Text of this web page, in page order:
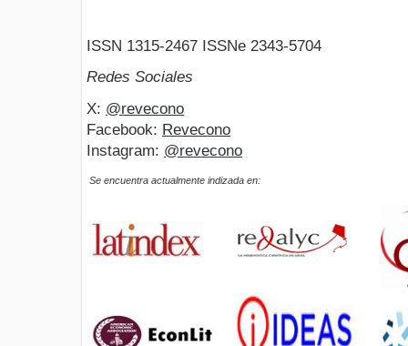
ISSN 1315-2467 ISSNe 2343-5704
Redes Sociales
X: @revecono
Facebook: Revecono
Instagram: @revecono
Se encuentra actualmente indizada en: